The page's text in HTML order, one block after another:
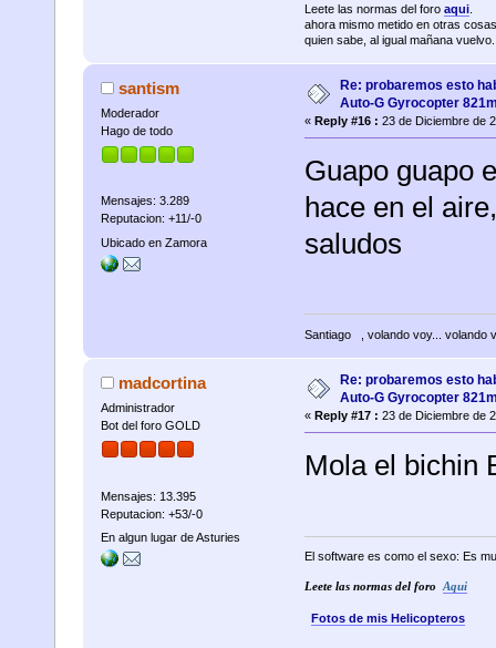
Leete las normas del foro aqui.
ahora mismo metido en otras
quien sabe, al igual mañana
santism
Moderador
Hago de todo
Mensajes: 3.289
Reputacion: +11/-0
Ubicado en Zamora
Re: probaremos esto
Auto-G Gyrocopter
« Reply #16 : 23 de Diciembre de
Guapo guapo
hace en el
saludos
Santiago , volando voy... volando
madcortina
Administrador
Bot del foro GOLD
Mensajes: 13.395
Reputacion: +53/-0
En algun lugar de Asturies
Re: probaremos esto
Auto-G Gyrocopter
« Reply #17 : 23 de Diciembre de
Mola el bichin
El software es como el sexo: Es
Leete las normas del foroAqui
Fotos de mis Helicopteros